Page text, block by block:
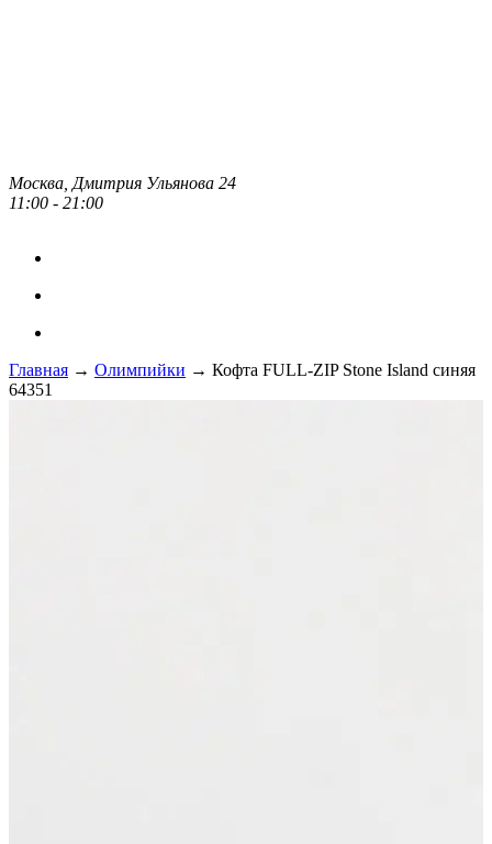
Москва, Дмитрия Ульянова 24
11:00 - 21:00
Главная → Олимпийки → Кофта FULL-ZIP Stone Island синяя
64351